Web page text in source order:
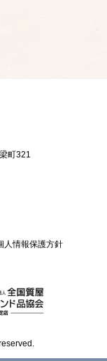
町321
人情報保護方針